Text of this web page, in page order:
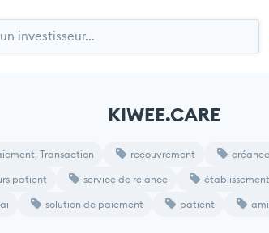
KIWEE.CARE
Transaction recouvrement
patient service de relance
solution de paiement patient